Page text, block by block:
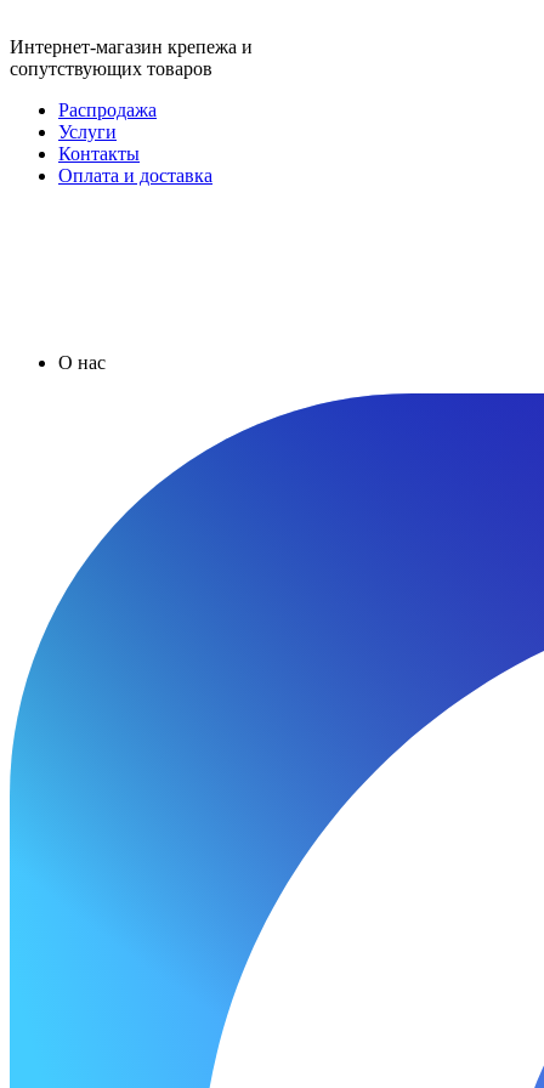
Интернет-магазин крепежа и
сопутствующих товаров
Распродажа
Услуги
Контакты
Оплата и доставка
О нас